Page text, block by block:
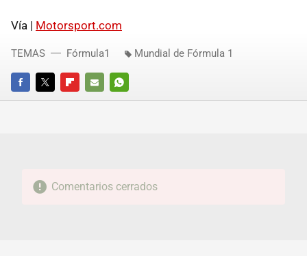
Vía | Motorsport.com
FACEBOOKTWITTERFLIPBOARD
E-
WHATSAPP
TEMAS Fórmula1 Mundial de Fórmula 1
Comentarios cerrados